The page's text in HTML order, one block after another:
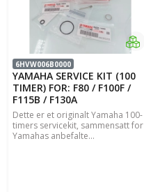
6HVW006B0000
YAMAHA SERVICE KIT (100
TIMER) FOR: F80 / F100F /
F115B / F130A
Dette er et originalt Yamaha 100-
timers servicekit, sammensatt for
Yamahas anbefalte...